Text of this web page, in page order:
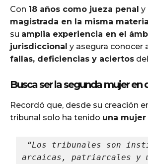
Con 18 años como jueza penal y
magistrada en la misma materia
su amplia experiencia en el
jurisdiccional y asegura conocer
fallas, deficiencias y aciertos
Busca ser la segunda mujer en
Recordó que, desde su creación
tribunal solo ha tenido una
“Los tribunales son
arcaicas, patriarcales y